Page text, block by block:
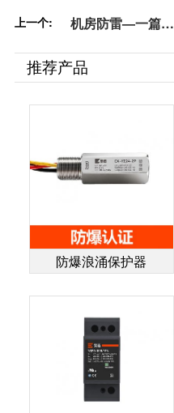
上一个:
机房防雷—一篇文
【杭州易造】
推荐产品
防爆浪涌保护器